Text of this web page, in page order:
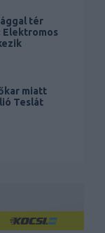
tér
Elektromos
miatt
Teslát